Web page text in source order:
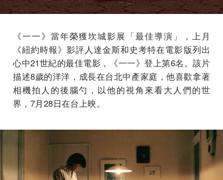
《一一》當年榮獲坎城影展「最佳導演」，上月
《紐約時報》影評人達金斯和史考特在電影版列出
心中21世紀的最佳電影，《一一》登上第6名。該片
描述8歲的洋洋，成長在台北中產家庭，他喜歡拿著
相機拍人的後腦勺，以他的視角來看大人們的世
界，7月28日在台上映。